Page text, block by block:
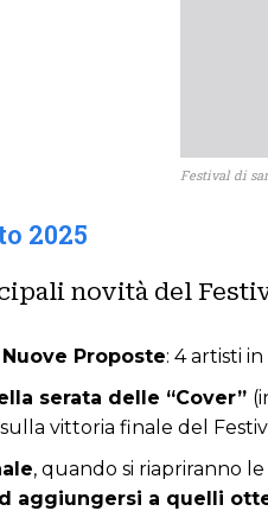
Festival di
2025
novità del
Proposte: 4 artisti
serata delle “Cover”
vittoria finale del
, quando si riapriranno
aggiungersi a quelli